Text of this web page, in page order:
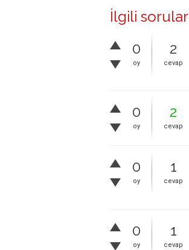
İlgili sorular
0
oy
2
cevap
0
oy
2
cevap
0
oy
1
cevap
0
oy
1
cevap